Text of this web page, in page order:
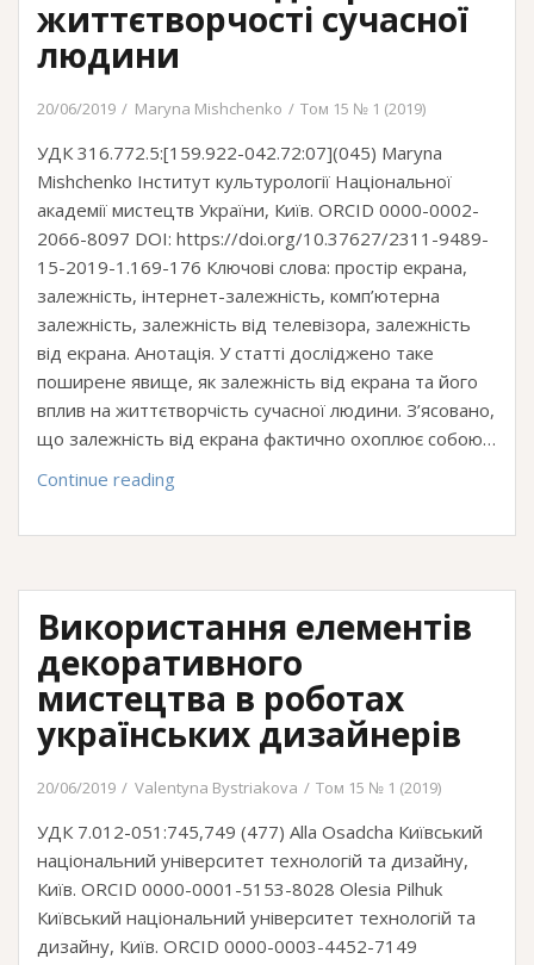
сучасної
України:
щодо
історичної
та
мистецької
цінності
життєтворчості сучасної
людини
20/06/2019 Maryna Mishchenko Том 15 № 1 (2019)
УДК 316.772.5:[159.922-042.72:07](045) Maryna
Mishchenko Інститут культурології Національної
академії мистецтв України, Київ. ORCID 0000-0002-
2066-8097 DOI: https://doi.org/10.37627/2311-9489-
15-2019-1.169-176 Ключові слова: простір екрана,
залежність, інтернет-залежність, комп’ютерна
залежність, залежність від телевізора, залежність
від екрана. Анотація. У статті досліджено таке
поширене явище, як залежність від екрана та його
вплив на життєтворчість сучасної людини. З’ясовано,
що залежність від екрана фактично охоплює собою…
Continue reading
екрана
життєтворчості
сучасної
Використання елементів
декоративного
мистецтва в роботах
українських дизайнерів
20/06/2019 Valentyna Bystriakova Том 15 № 1 (2019)
УДК 7.012-051:745,749 (477) Alla Osadcha Київський
національний університет технологій та дизайну,
Київ. ORCID 0000-0001-5153-8028 Olesia Pilhuk
Київський національний університет технологій та
дизайну, Київ. ORCID 0000-0003-4452-7149